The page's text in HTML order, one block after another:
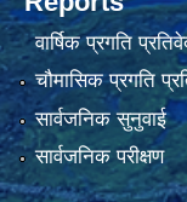
वार्षिक प्रगति
चौमासिक प्रगति
सार्वजनिक सुनुवाई
सार्वजनिक परीक्षण